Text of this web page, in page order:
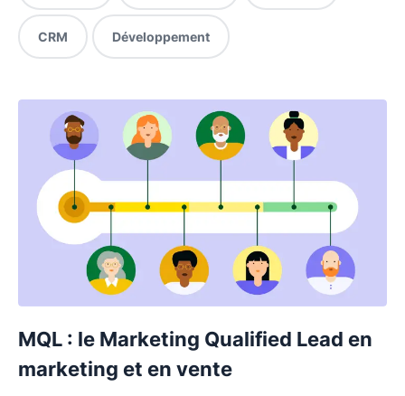
CRM Développement
MQL : le Marketing Qualified Lead en
marketing et en vente